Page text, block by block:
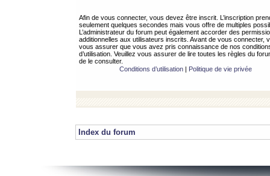
Afin de vous connecter, vous devez être inscrit. L’inscription
seulement quelques secondes mais vous offre de multiples
L’administrateur du forum peut également accorder des
additionnelles aux utilisateurs inscrits. Avant de vous connecter,
vous assurer que vous avez pris connaissance de nos
d’utilisation. Veuillez vous assurer de lire toutes les règles du
de le consulter.
Conditions d’utilisation| Politique de vie privée
Index du forum